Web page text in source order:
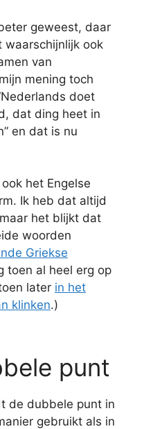
geweest, daar
waarschijnlijk ook
van
mening toch
doet
dat ding heet in
en dat is nu
het Engelse
Ik heb dat altijd
het blijkt dat
woorden
Griekse
toen al heel erg op
later in het
klinken.)
punt
de dubbele punt in
gebruikt als in